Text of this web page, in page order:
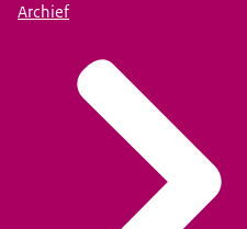
Archief